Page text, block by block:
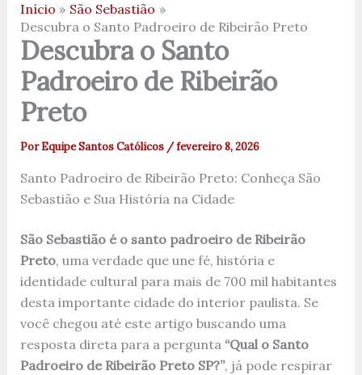
Início
São Sebastião
Descubra o Santo Padroeiro de Ribeirão Preto
Descubra o Santo
Padroeiro de Ribeirão
Preto
PorEquipe Santos Católicos /fevereiro 8, 2026
Santo Padroeiro de Ribeirão Preto: Conheça São
Sebastião e Sua História na Cidade
São Sebastião é o santo padroeiro de Ribeirão
Preto, uma verdade que une fé, história e
identidade cultural para mais de 700 mil habitantes
desta importante cidade do interior paulista. Se
você chegou até este artigo buscando uma
resposta direta para a pergunta “Qual o Santo
Padroeiro de Ribeirão Preto SP?”, já pode respirar